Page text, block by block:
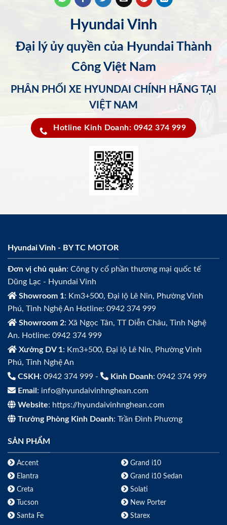
Hyundai Vinh
Đại lý ủy quyền của Hyundai Thành
Công Việt Nam
PHÂN PHỐI XE HYUNDAI CHÍNH HÃNG TẠI
VIỆT NAM
Hotline Kinh Doanh: 0942 374 999
Hyundai Vinh - BY TC MOTOR
Đơn vị chủ quản: Công ty cổ phần thương mại quốc tế
Dũng Lạc - Hyundai Vinh
Showroom 1: Km3+500, Đại lộ Lê Nin, Phường Vinh
Phú, Tỉnh Nghệ An Hotline: 0942 374 999
Showroom 2: Xã Ngọc Tân, TT Diễn Châu, Tỉnh Nghệ
An. Hotline: 0942 374 999
Xưởng DV 1: Km3+500, Đại lộ Lê Nin, Phường Vinh
Phú, Tỉnh Nghệ An
CSKH : 0942 374 999 - Kinh Doanh: 0942 374 999
Email : info@hyundaivinhnghean.com
Website: https://hyundaivinhnghean.com
Trưởng Phòng Kinh Doanh: Trần Đình Phương
SẢN PHẨM
Accent
Elantra
Creta
Tucson
Santa Fe
Grand i10
Grand i10 Sedan
Solati
New Porter
Starex